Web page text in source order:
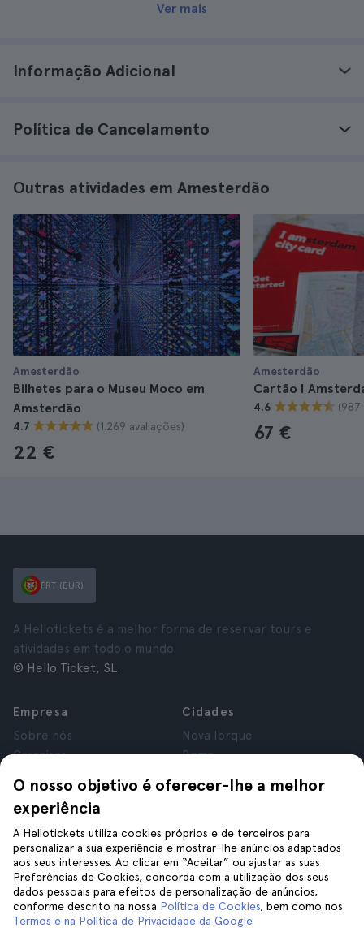
Ver mais
Informação Adicional
Política de Cancelamento
Outras atividades em Amesterdão
Amesterdão
Bilhetes para o Museu Moco em
Amsterdão
4.7 (1.269 avaliações)
22 €
Amesterdão
Cartão I
4.6 (987
67 €
O nosso objetivo é oferecer-lhe a melhor
experiência
A Hellotickets utiliza cookies próprios e de terceiros para
personalizar a sua experiência e mostrar-lhe anúncios adaptados
aos seus interesses. Ao clicar em “Aceitar” ou ajustar as suas
Preferências de Cookies, concorda com a utilização dos seus
dados pessoais para efeitos de personalização de anúncios,
conforme descrito na nossa Política de Cookies, bem como nos
Termos e na Política de Privacidade da Google.
PRT (EUR)
A Hellotickets é a melhor forma de reservar tours e
atividades em todo o mundo.
© Hello Ticket, SL.
Empresa
Sobre nós
Carreiras
Avaliações
Privacidade
Termos e Condições
Aviso Legal
Cookies
Cidades
Nova Iorque
Roma
Londres
Cracóvia
Tenerife
Ajuda Siga-nos